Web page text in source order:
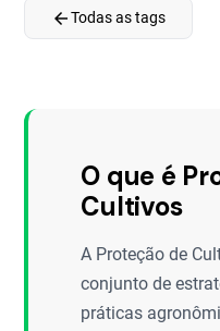
arrow_backTodas as tags
O que é
Cultivos
A Proteção de
conjunto de
práticas